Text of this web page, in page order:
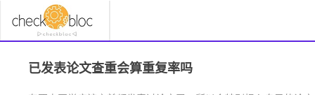
已发表论文查重会算重复率吗